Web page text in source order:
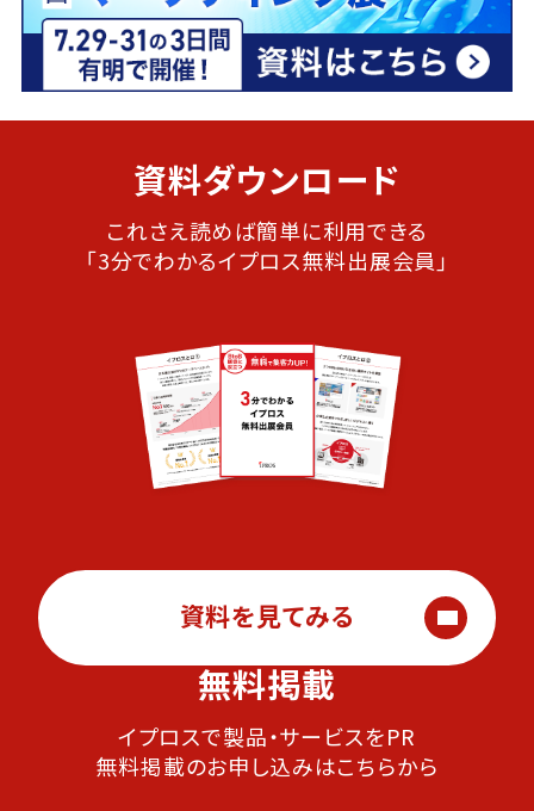
資料ダウンロード
これさえ読めば簡単に利用できる
「3分でわかるイプロス無料出展会員」
資料を見てみる
無料掲載
イプロスで製品・サービスをPR
無料掲載のお申し込みはこちらから